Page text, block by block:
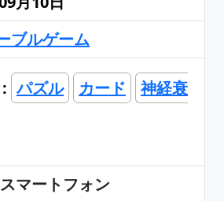
ブルゲーム
パズル カード 神経衰
マートフォン